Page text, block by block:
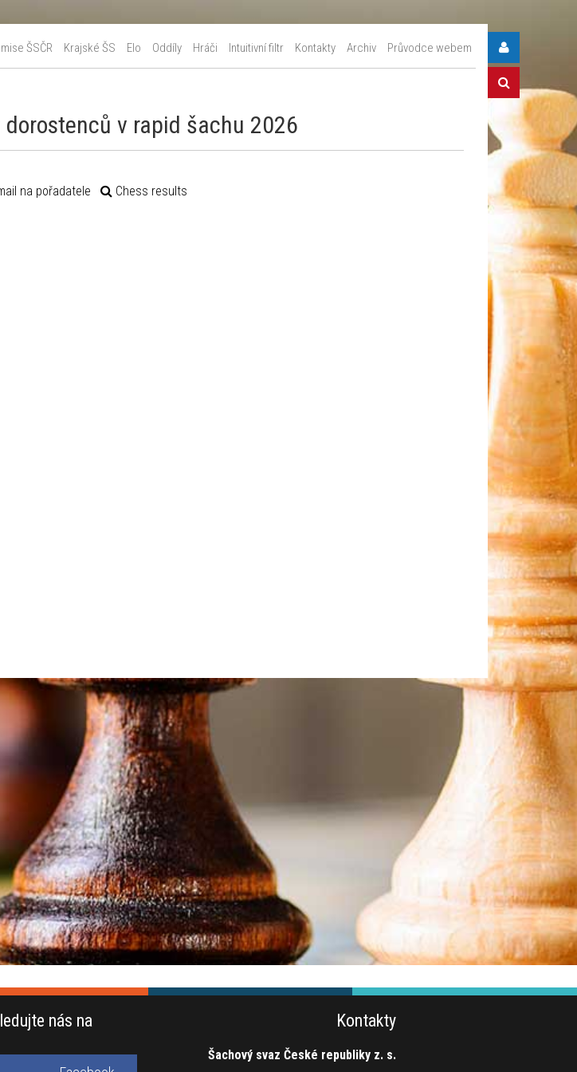
ŠSČR Krajské ŠS Elo Oddíly Hráči Intuitivní filtr Kontakty Archiv Průvodce webem
v rapid šachu 2026
na pořadatele Chess results
nás na Kontakty
Šachový svaz České republiky z. s.